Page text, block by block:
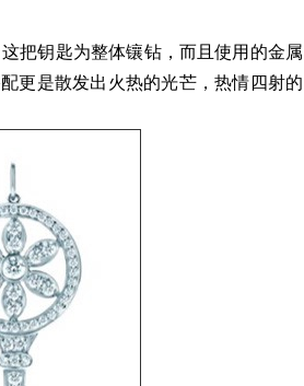
把钥匙为整体镶钻，而且使用的金属
更是散发出火热的光芒，热情四射的